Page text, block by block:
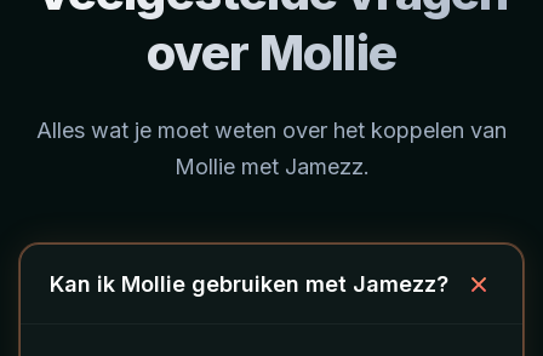
over Mollie
Alles wat je moet weten over het koppelen van
Mollie met Jamezz.
Kan ik Mollie gebruiken met Jamezz?